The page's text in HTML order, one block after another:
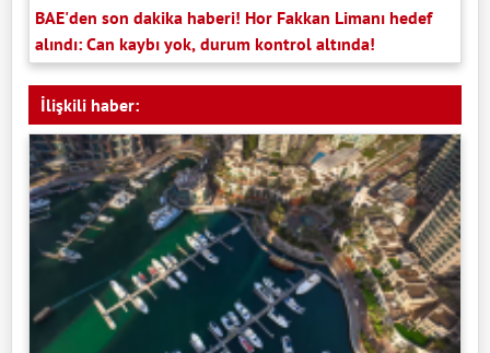
BAE'den son dakika haberi! Hor Fakkan Limanı hedef
alındı: Can kaybı yok, durum kontrol altında!
İlişkili haber: